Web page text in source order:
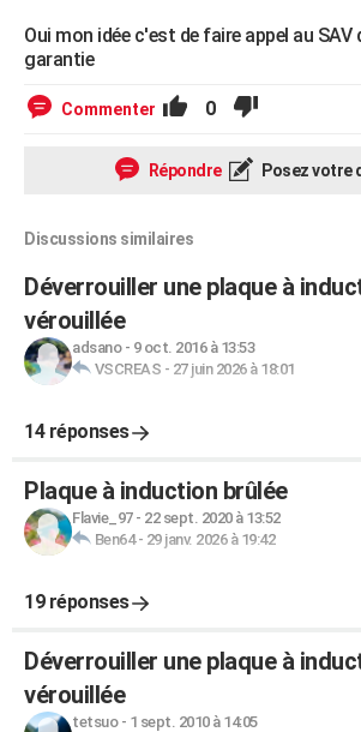
Oui mon idée c'est de faire appel au
garantie
Commenter 0
Répondre Posez votre
Discussions similaires
Déverrouiller une plaque à
vérouillée
adsano- 9 oct. 2016 à 13:53
VSCREAS - 27 juin 2026 à 18:01
14 réponses
Plaque à induction brûlée
Flavie_97- 22 sept. 2020 à 13:52
Ben64- 29 janv. 2026 à 19:42
19 réponses
Déverrouiller une plaque à
vérouillée
tetsuo- 1 sept. 2010 à 14:05